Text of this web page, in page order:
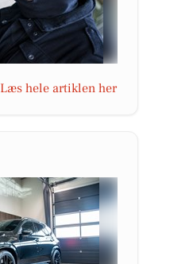
Læs hele artiklen her